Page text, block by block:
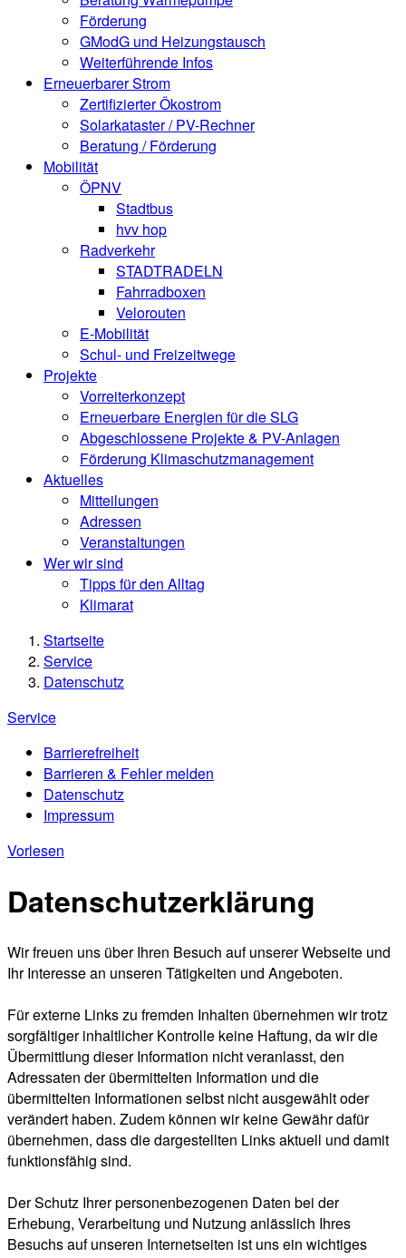
Förderung
GModG und Heizungstausch
Weiterführende Infos
Erneuerbarer Strom
Zertifizierter Ökostrom
Solarkataster / PV-Rechner
Beratung / Förderung
Mobilität
ÖPNV
Stadtbus
hvv hop
Radverkehr
STADTRADELN
Fahrradboxen
Velorouten
E-Mobilität
Schul- und Freizeitwege
Projekte
Vorreiterkonzept
Erneuerbare Energien für die SLG
Abgeschlossene Projekte & PV-Anlagen
Förderung Klimaschutzmanagement
Aktuelles
Mitteilungen
Adressen
Veranstaltungen
Wer wir sind
Tipps für den Alltag
Klimarat
Startseite
Service
Datenschutz
Service
Barrierefreiheit
Barrieren & Fehler melden
Datenschutz
Impressum
Vorlesen
Datenschutzerklärung
Wir freuen uns über Ihren Besuch auf unserer Webseite und
Ihr Interesse an unseren Tätigkeiten und Angeboten.
Für externe Links zu fremden Inhalten übernehmen wir trotz
sorgfältiger inhaltlicher Kontrolle keine Haftung, da wir die
Übermittlung dieser Information nicht veranlasst, den
Adressaten der übermittelten Information und die
übermittelten Informationen selbst nicht ausgewählt oder
verändert haben. Zudem können wir keine Gewähr dafür
übernehmen, dass die dargestellten Links aktuell und damit
funktionsfähig sind.
Der Schutz Ihrer personenbezogenen Daten bei der
Erhebung, Verarbeitung und Nutzung anlässlich Ihres
Besuchs auf unseren Internetseiten ist uns ein wichtiges